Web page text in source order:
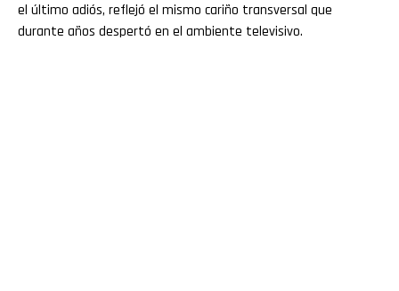
el último adiós, reflejó el mismo cariño transversal que
durante años despertó en el ambiente televisivo.